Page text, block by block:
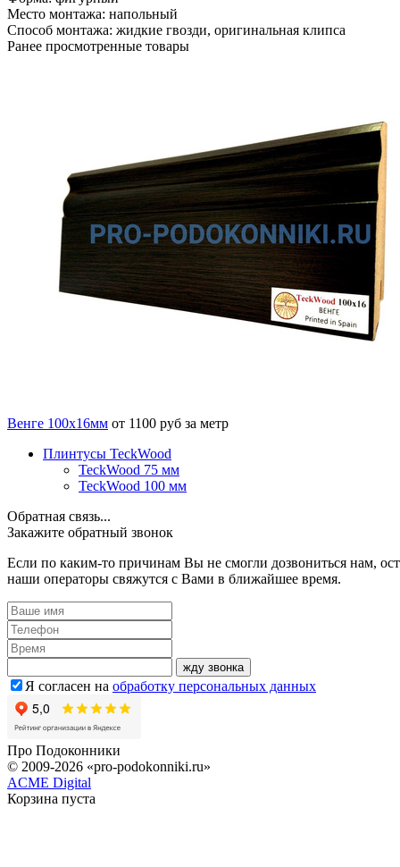
Место монтажа: напольный
Способ монтажа: жидкие гвозди, оригинальная клипса
Ранее просмотренные товары
Венге 100х16мм от 1100 руб за метр
Плинтусы TeckWood
TeckWood 75 мм
TeckWood 100 мм
Обратная связь...
Закажите обратный звонок
Если по каким-то причинам Вы не смогли дозвониться нам,
наши операторы свяжутся с Вами в ближайшее время.
жду звонка
Я согласен на обработку персональных данных
Про Подоконники
© 2009-2026 «pro-podokonniki.ru»
ACME Digital
Корзина пуста